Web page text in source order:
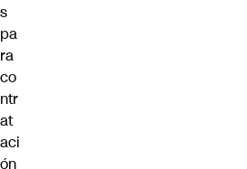
s
pa
ra
co
ntr
at
aci
ón